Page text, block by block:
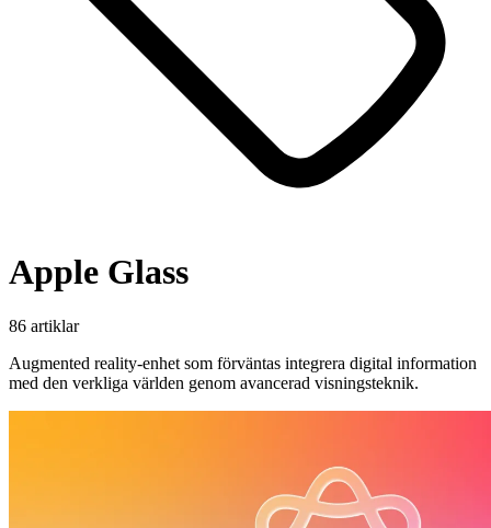
Apple Glass
86 artiklar
Augmented reality-enhet som förväntas integrera digital information
med den verkliga världen genom avancerad visningsteknik.